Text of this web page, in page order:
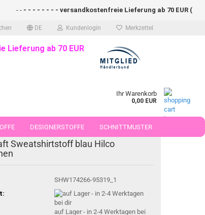
DE Kundenlogin Merkzettel
- - - - - - - - versandkostenfreie Lieferung ab 70 EUR
Lieferung ab 70 EUR
Ihr Warenkorb
0,00 EUR
DESIGNERSTOFFE SCHNITTMUSTER
Sweatshirtstoff blau Hilco
SHW174266-95319_1
auf Lager - in 2-4 Werktagen bei